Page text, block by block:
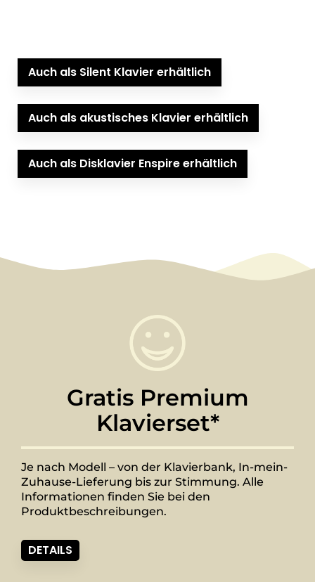
Auch als Silent Klavier erhältlich
Auch als akustisches Klavier erhältlich
Auch als Disklavier Enspire erhältlich
Gratis Premium
Klavierset*
Je nach Modell – von der Klavierbank, In-mein-
Zuhause-Lieferung bis zur Stimmung. Alle
Informationen finden Sie bei den
Produktbeschreibungen.
DETAILS